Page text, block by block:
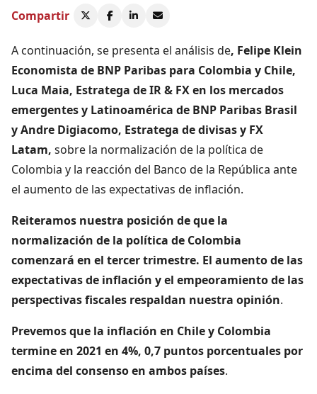
Compartir
A continuación, se presenta el análisis de, Felipe Klein
Economista de BNP Paribas para Colombia y Chile,
Luca Maia, Estratega de IR & FX en los mercados
emergentes y Latinoamérica de BNP Paribas Brasil
y Andre Digiacomo, Estratega de divisas y FX
Latam, sobre la normalización de la política de
Colombia y la reacción del Banco de la República ante
el aumento de las expectativas de inflación.
Reiteramos nuestra posición de que la
normalización de la política de Colombia
comenzará en el tercer trimestre. El aumento de las
expectativas de inflación y el empeoramiento de las
perspectivas fiscales respaldan nuestra opinión.
Prevemos que la inflación en Chile y Colombia
termine en 2021 en 4%, 0,7 puntos porcentuales por
encima del consenso en ambos países.